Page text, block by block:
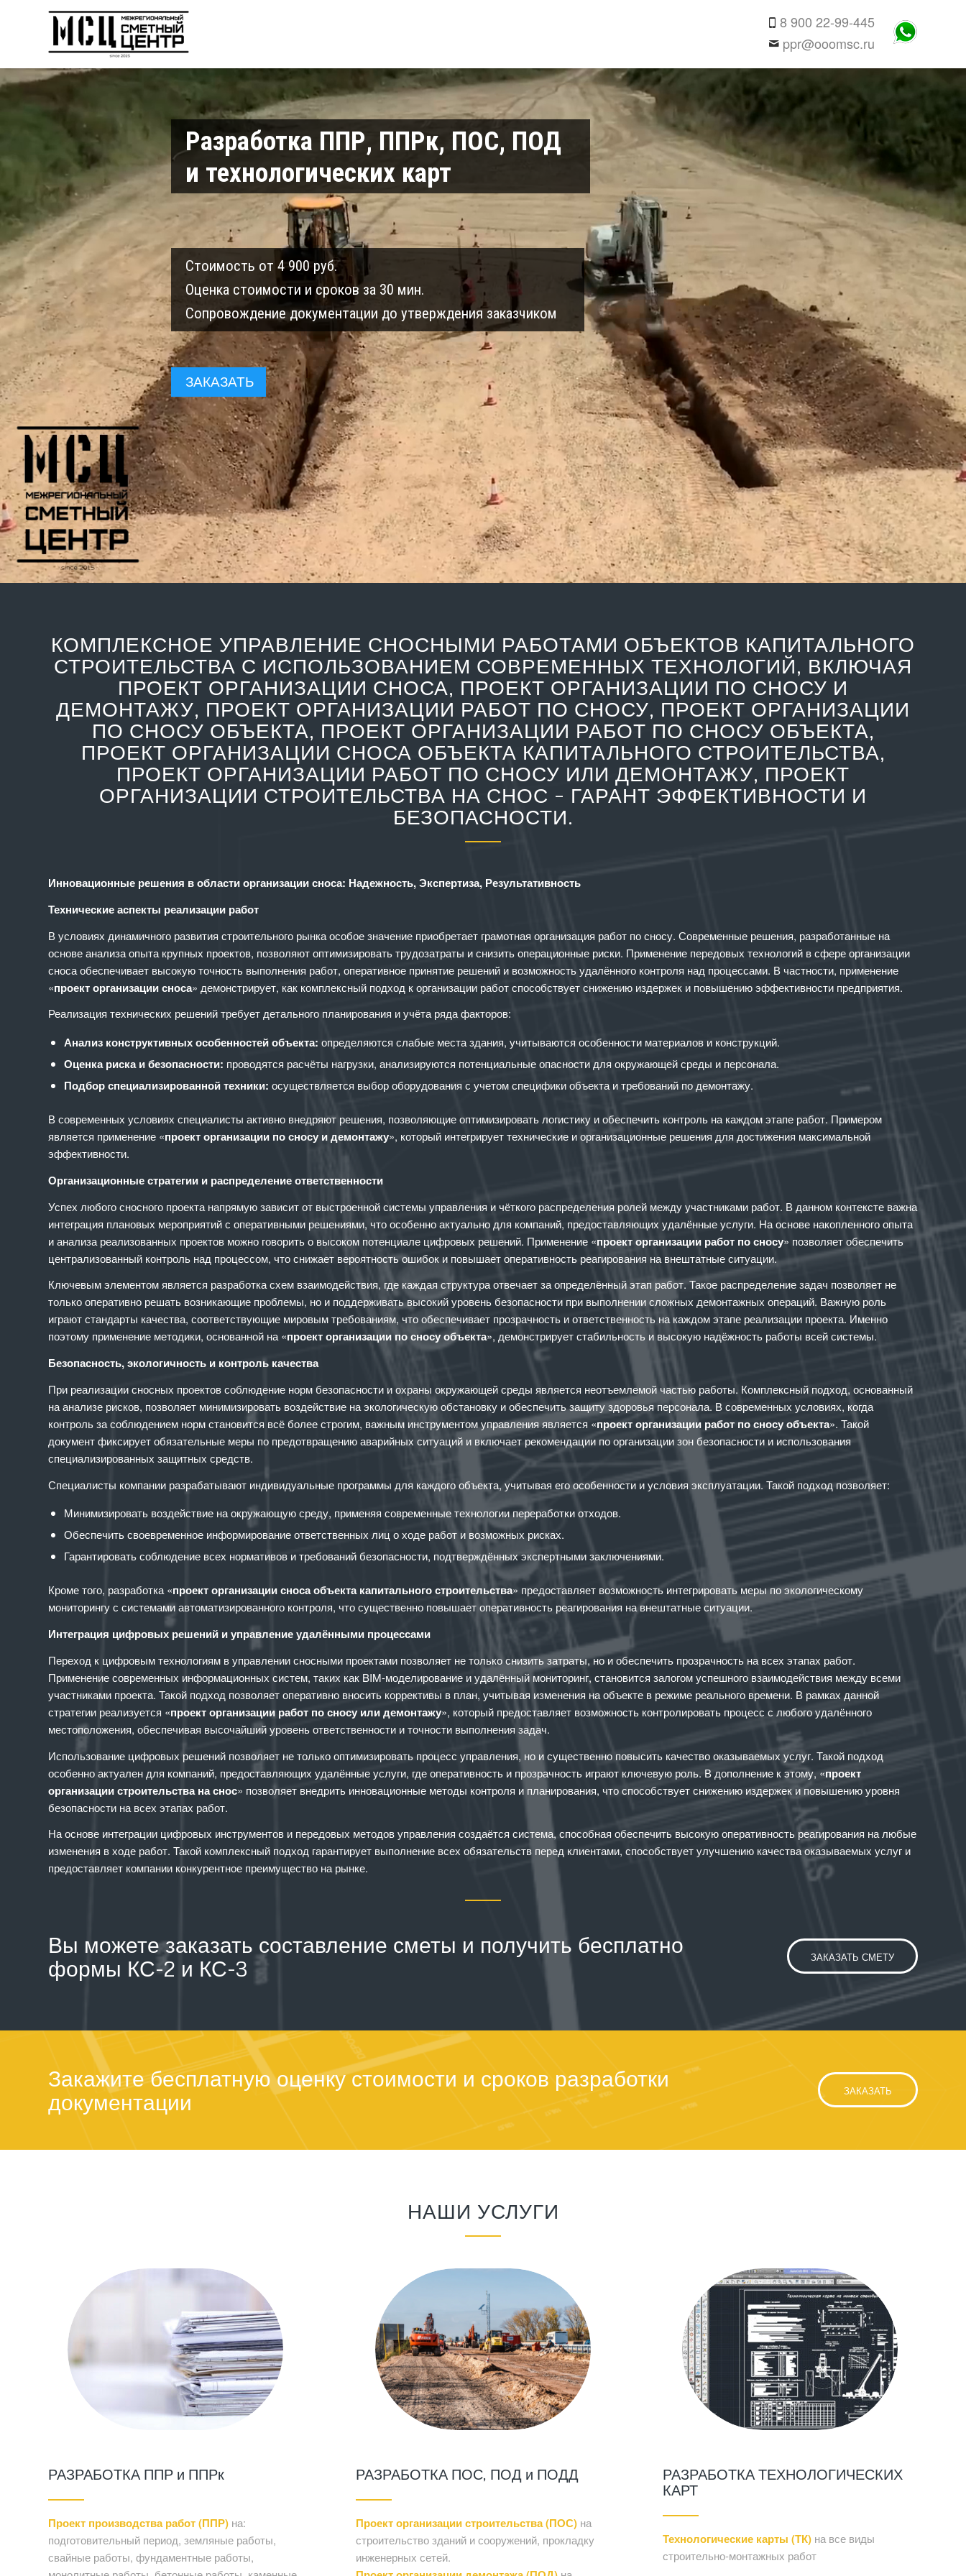
8 900 22-99-445
ppr@ooomsc.ru
Cтоимость от 4 900 руб.
Оценка стоимости и сроков за 30 мин.
Cопровождение документации до утверждения заказчиком
Разработка ППР, ППРк, ПОС, ПОД
и технологических карт
ЗАКАЗАТЬ
КОМПЛЕКСНОЕ УПРАВЛЕНИЕ СНОСНЫМИ РАБОТАМИ ОБЪЕКТОВ КАПИТАЛЬНОГО
СТРОИТЕЛЬСТВА С ИСПОЛЬЗОВАНИЕМ СОВРЕМЕННЫХ ТЕХНОЛОГИЙ, ВКЛЮЧАЯ
ПРОЕКТ ОРГАНИЗАЦИИ СНОСА, ПРОЕКТ ОРГАНИЗАЦИИ ПО СНОСУ И
ДЕМОНТАЖУ, ПРОЕКТ ОРГАНИЗАЦИИ РАБОТ ПО СНОСУ, ПРОЕКТ ОРГАНИЗАЦИИ
ПО СНОСУ ОБЪЕКТА, ПРОЕКТ ОРГАНИЗАЦИИ РАБОТ ПО СНОСУ ОБЪЕКТА,
ПРОЕКТ ОРГАНИЗАЦИИ СНОСА ОБЪЕКТА КАПИТАЛЬНОГО СТРОИТЕЛЬСТВА,
ПРОЕКТ ОРГАНИЗАЦИИ РАБОТ ПО СНОСУ ИЛИ ДЕМОНТАЖУ, ПРОЕКТ
ОРГАНИЗАЦИИ СТРОИТЕЛЬСТВА НА СНОС – ГАРАНТ ЭФФЕКТИВНОСТИ И
БЕЗОПАСНОСТИ.
Инновационные решения в области организации сноса: Надежность, Экспертиза, Результативность
Технические аспекты реализации работ
В условиях динамичного развития строительного рынка особое значение приобретает грамотная организация работ по сносу. Современные решения, разработанные на
основе анализа опыта крупных проектов, позволяют оптимизировать трудозатраты и снизить операционные риски. Применение передовых технологий в сфере организации
сноса обеспечивает высокую точность выполнения работ, оперативное принятие решений и возможность удалённого контроля над процессами. В частности, применение
«проект организации сноса» демонстрирует, как комплексный подход к организации работ способствует снижению издержек и повышению эффективности предприятия.
Реализация технических решений требует детального планирования и учёта ряда факторов:
Анализ конструктивных особенностей объекта: определяются слабые места здания, учитываются особенности материалов и конструкций.
Оценка риска и безопасности: проводятся расчёты нагрузки, анализируются потенциальные опасности для окружающей среды и персонала.
Подбор специализированной техники: осуществляется выбор оборудования с учетом специфики объекта и требований по демонтажу.
В современных условиях специалисты активно внедряют решения, позволяющие оптимизировать логистику и обеспечить контроль на каждом этапе работ. Примером
является применение «проект организации по сносу и демонтажу», который интегрирует технические и организационные решения для достижения максимальной
эффективности.
Организационные стратегии и распределение ответственности
Успех любого сносного проекта напрямую зависит от выстроенной системы управления и чёткого распределения ролей между участниками работ. В данном контексте важна
интеграция плановых мероприятий с оперативными решениями, что особенно актуально для компаний, предоставляющих удалённые услуги. На основе накопленного опыта
и анализа реализованных проектов можно говорить о высоком потенциале цифровых решений. Применение «проект организации работ по сносу» позволяет обеспечить
централизованный контроль над процессом, что снижает вероятность ошибок и повышает оперативность реагирования на внештатные ситуации.
Ключевым элементом является разработка схем взаимодействия, где каждая структура отвечает за определённый этап работ. Такое распределение задач позволяет не
только оперативно решать возникающие проблемы, но и поддерживать высокий уровень безопасности при выполнении сложных демонтажных операций. Важную роль
играют стандарты качества, соответствующие мировым требованиям, что обеспечивает прозрачность и ответственность на каждом этапе реализации проекта. Именно
поэтому применение методики, основанной на «проект организации по сносу объекта», демонстрирует стабильность и высокую надёжность работы всей системы.
Безопасность, экологичность и контроль качества
При реализации сносных проектов соблюдение норм безопасности и охраны окружающей среды является неотъемлемой частью работы. Комплексный подход, основанный
на анализе рисков, позволяет минимизировать воздействие на экологическую обстановку и обеспечить защиту здоровья персонала. В современных условиях, когда
контроль за соблюдением норм становится всё более строгим, важным инструментом управления является «проект организации работ по сносу объекта». Такой
документ фиксирует обязательные меры по предотвращению аварийных ситуаций и включает рекомендации по организации зон безопасности и использования
специализированных защитных средств.
Специалисты компании разрабатывают индивидуальные программы для каждого объекта, учитывая его особенности и условия эксплуатации. Такой подход позволяет:
Минимизировать воздействие на окружающую среду, применяя современные технологии переработки отходов.
Обеспечить своевременное информирование ответственных лиц о ходе работ и возможных рисках.
Гарантировать соблюдение всех нормативов и требований безопасности, подтверждённых экспертными заключениями.
Кроме того, разработка «проект организации сноса объекта капитального строительства» предоставляет возможность интегрировать меры по экологическому
мониторингу с системами автоматизированного контроля, что существенно повышает оперативность реагирования на внештатные ситуации.
Интеграция цифровых решений и управление удалёнными процессами
Переход к цифровым технологиям в управлении сносными проектами позволяет не только снизить затраты, но и обеспечить прозрачность на всех этапах работ.
Применение современных информационных систем, таких как BIM-моделирование и удалённый мониторинг, становится залогом успешного взаимодействия между всеми
участниками проекта. Такой подход позволяет оперативно вносить коррективы в план, учитывая изменения на объекте в режиме реального времени. В рамках данной
стратегии реализуется «проект организации работ по сносу или демонтажу», который предоставляет возможность контролировать процесс с любого удалённого
местоположения, обеспечивая высочайший уровень ответственности и точности выполнения задач.
Использование цифровых решений позволяет не только оптимизировать процесс управления, но и существенно повысить качество оказываемых услуг. Такой подход
особенно актуален для компаний, предоставляющих удалённые услуги, где оперативность и прозрачность играют ключевую роль. В дополнение к этому, «проект
организации строительства на снос» позволяет внедрить инновационные методы контроля и планирования, что способствует снижению издержек и повышению уровня
безопасности на всех этапах работ.
На основе интеграции цифровых инструментов и передовых методов управления создаётся система, способная обеспечить высокую оперативность реагирования на любые
изменения в ходе работ. Такой комплексный подход гарантирует выполнение всех обязательств перед клиентами, способствует улучшению качества оказываемых услуг и
предоставляет компании конкурентное преимущество на рынке.
Вы можете заказать составление сметы и получить бесплатно
формы КС-2 и КС-3
ЗАКАЗАТЬ СМЕТУ
Закажите бесплатную оценку стоимости и сроков разработки
документации
ЗАКАЗАТЬ
НАШИ УСЛУГИ
РАЗРАБОТКА ППР и ППРк
Проект производства работ (ППР) на:
подготовительный период, земляные работы,
свайные работы, фундаментные работы,
РАЗРАБОТКА ПОС, ПОД и ПОДД
Проект организации строительства (ПОС)на
строительство зданий и сооружений, прокладку
инженерных сетей.
РАЗРАБОТКА ТЕХНОЛОГИЧЕСКИХ
КАРТ
Технологические карты (ТК) на все виды
строительно-монтажных работ